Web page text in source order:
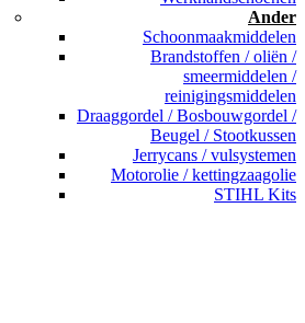
Ander
Schoonmaakmiddelen
Brandstoffen / oliën /
smeermiddelen /
reinigingsmiddelen
Draaggordel / Bosbouwgordel /
Beugel / Stootkussen
Jerrycans / vulsystemen
Motorolie / kettingzaagolie
STIHL Kits